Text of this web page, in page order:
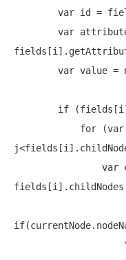
var id =
var
var value =
if
for (var
var
if